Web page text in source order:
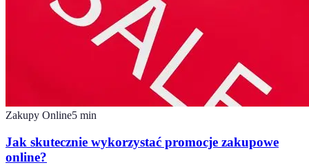
Zakupy Online5 min
Jak skutecznie wykorzystać promocje zakupowe
online?